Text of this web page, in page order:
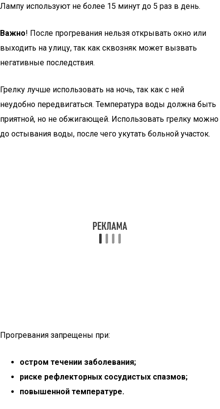
Лампу используют не более 15 минут до 5 раз в день.
Важно! После прогревания нельзя открывать окно или
выходить на улицу, так как сквозняк может вызвать
негативные последствия.
Грелку лучше использовать на ночь, так как с ней
неудобно передвигаться. Температура воды должна быть
приятной, но не обжигающей. Использовать грелку можно
до остывания воды, после чего укутать больной участок.
Прогревания запрещены при:
остром течении заболевания;
риске рефлекторных сосудистых спазмов;
повышенной температуре.